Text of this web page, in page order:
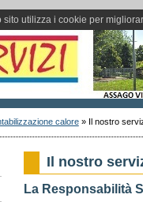
sito utilizza i cookie per
calore» Il nostro
Il nostro
La Responsabilità